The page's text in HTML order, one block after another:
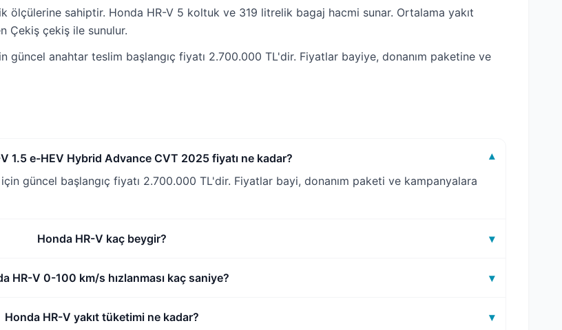
ölçülerine sahiptir. Honda HR-V 5 koltuk ve 319 litrelik bagaj hacmi sunar. Ortalama yakıt
Çekiş çekiş ile sunulur.
güncel anahtar teslim başlangıç fiyatı 2.700.000 TL'dir. Fiyatlar bayiye, donanım paketine ve
1.5 e-HEV Hybrid Advance CVT 2025 fiyatı ne kadar?
▾
güncel başlangıç fiyatı 2.700.000 TL'dir. Fiyatlar bayi, donanım paketi ve kampanyalara
Honda HR-V kaç beygir? ▾
HR-V 0-100 km/s hızlanması kaç saniye? ▾
Honda HR-V yakıt tüketimi ne kadar? ▾